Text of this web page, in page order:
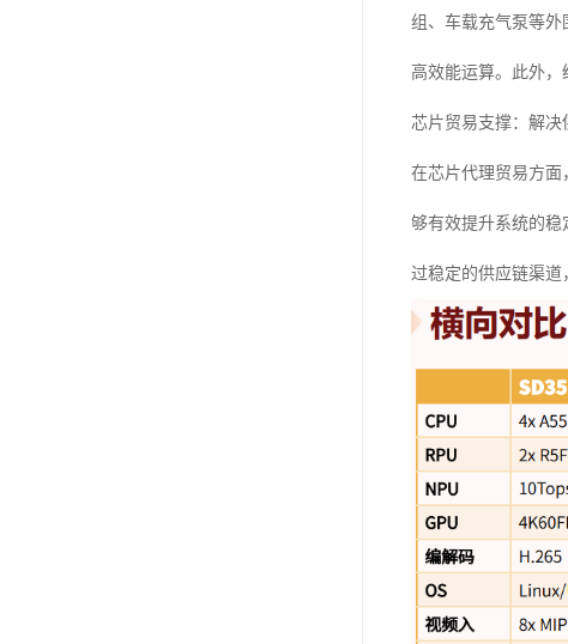
组、车载充气泵等外
高效能运算。此外，
芯片贸易支撑：解决
在芯片代理贸易方面
够有效提升系统的稳
过稳定的供应链渠道